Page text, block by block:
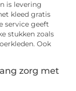
is levering
kleed gratis
service geeft
stukken zoals
Ook
zorg met